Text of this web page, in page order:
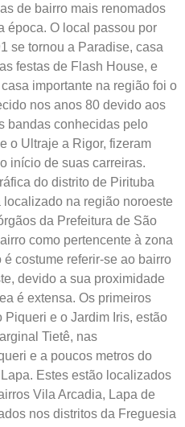
de bairro mais renomados
época. O local passou por
se tornou a Paradise, casa
festas de Flash House, e
importante na região foi o
nos anos 80 devido aos
bandas conhecidas pelo
o Ultraje a Rigor, fizeram
início de suas carreiras.
do distrito de Pirituba
na região noroeste
da Prefeitura de São
como pertencente à zona
costume referir-se ao bairro
devido a sua proximidade
é extensa. Os primeiros
Piqueri e o Jardim Iris, estão
Tietê, nas
e a poucos metros do
Estes estão localizados
Vila Arcadia, Lapa de
nos distritos da Freguesia